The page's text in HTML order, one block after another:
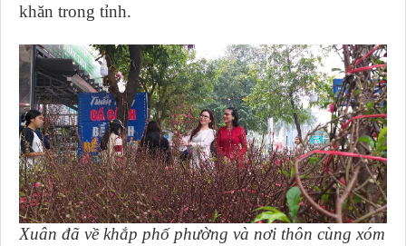
khăn trong tỉnh.
Xuân đã về khắp phố phường và nơi thôn cùng xóm